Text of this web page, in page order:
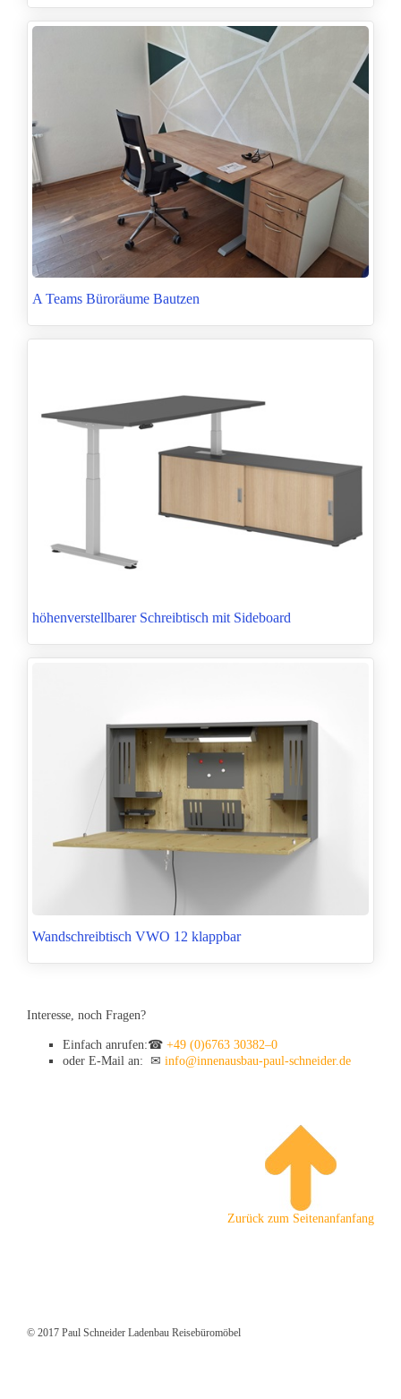
A Teams Büroräume Bautzen
höhenverstellbarer Schreibtisch mit Sideboard
Wandschreibtisch VWO 12 klappbar
Interesse, noch Fragen?
Einfach anrufen:☎ +49 (0)6763 30382–0
oder E-Mail an: ✉ info@innenausbau-paul-schneider.de
Zurück zum Seitenanfanfang
© 2017 Paul Schneider Ladenbau Reisebüromöbel